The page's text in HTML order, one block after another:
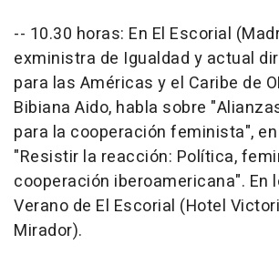
-- 10.30 horas: En El Escorial
exministra de Igualdad y actual
para las Américas y el Caribe de
Bibiana Aido, habla sobre
para la cooperación feminista",
"Resistir la reacción: Política,
cooperación iberoamericana". En
Verano de El Escorial (Hotel
Mirador).